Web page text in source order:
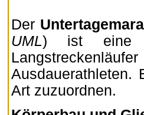
Der
UML) ist eine
Ausdauerathleten.
Art zuzuordnen.